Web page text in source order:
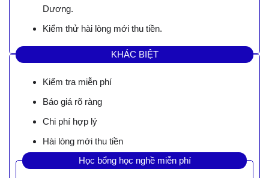
Dương.
Kiểm thử hài lòng mới thu tiền.
KHÁC BIỆT
Kiểm tra miễn phí
Báo giá rõ ràng
Chi phí hợp lý
Hài lòng mới thu tiền
Học bổng học nghề miễn phí